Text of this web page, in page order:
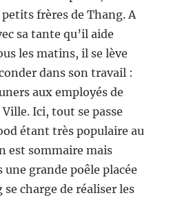
frères de Thang. A
sa tante qu’il aide
les matins, il se lève
dans son travail :
aux employés de
Ici, tout se passe
étant très populaire au
est sommaire mais
grande poêle placée
charge de réaliser les